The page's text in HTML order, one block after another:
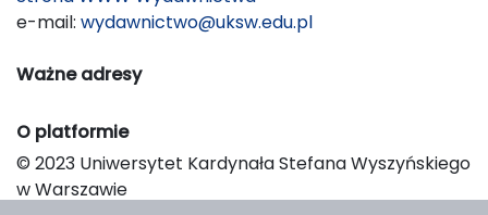
e-mail: wydawnictwo@uksw.edu.pl
Ważne adresy
O platformie
© 2023 Uniwersytet Kardynała Stefana Wyszyńskiego
w Warszawie